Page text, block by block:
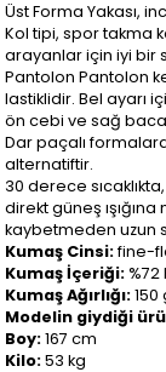
Üst Forma Yakası,
Kol tipi, spor takma
arayanlar için iyi bir
Pantolon Pantolon
lastiklidir. Bel ayarı
ön cebi ve sağ
Dar paçalı
alternatiftir.
30 derece
direkt güneş
kaybetmeden uzun
Kumaş Cinsi:fine-
Kumaş İçeriği:%72
Kumaş Ağırlığı:
Modelin giydiği
Boy:167 cm
Kilo:53 kg